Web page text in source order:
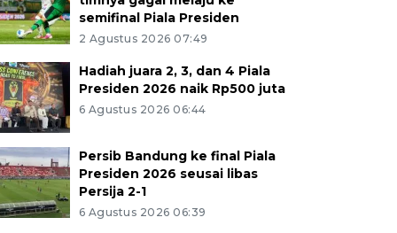
semifinal Piala Presiden
2 Agustus 2026 07:49
Hadiah juara 2, 3, dan 4 Piala
Presiden 2026 naik Rp500 juta
6 Agustus 2026 06:44
Persib Bandung ke final Piala
Presiden 2026 seusai libas
Persija 2-1
6 Agustus 2026 06:39